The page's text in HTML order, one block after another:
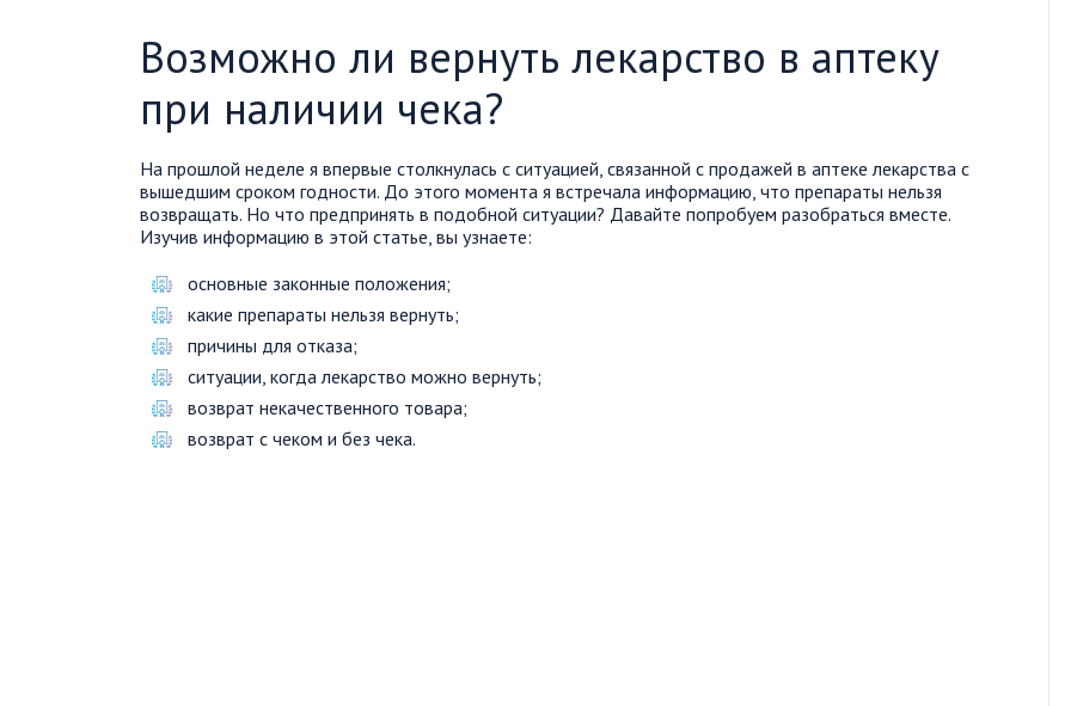
Возможно ли вернуть лекарство в аптеку
при наличии чека?
На прошлой неделе я впервые столкнулась с ситуацией, связанной с продажей в аптеке лекарства с
вышедшим сроком годности. До этого момента я встречала информацию, что препараты нельзя
возвращать. Но что предпринять в подобной ситуации? Давайте попробуем разобраться вместе.
Изучив информацию в этой статье, вы узнаете:
основные законные положения;
какие препараты нельзя вернуть;
причины для отказа;
ситуации, когда лекарство можно вернуть;
возврат некачественного товара;
возврат с чеком и без чека.